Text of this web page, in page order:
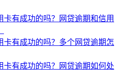
卡有成功的吗？网贷逾期和信用
卡有成功的吗？多个网贷逾期怎
卡有成功的吗？网贷逾期如何处